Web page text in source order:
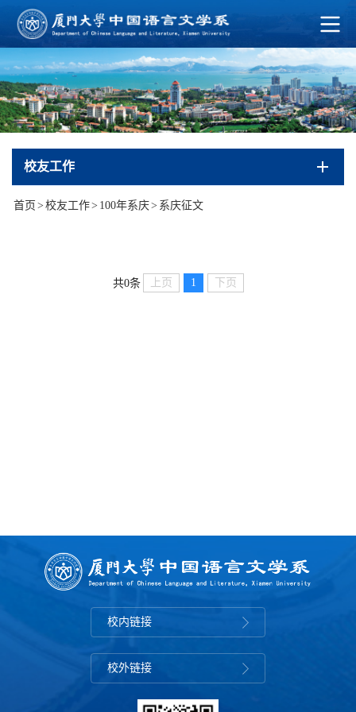
校友工作
首页 > 校友工作> 100年系庆> 系庆征文
共0条 上页 1 下页
校内链接
校外链接